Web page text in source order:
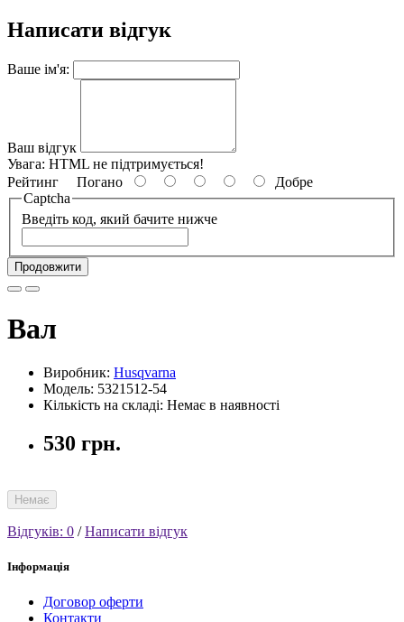
Написати відгук
Ваше ім'я:
Ваш відгук
Увага: HTML не підтримується!
Рейтинг Погано
Добре
Captcha
Введіть код, який бачите нижче
Продовжити
Вал
Виробник: Husqvarna
Модель: 5321512-54
Кількість на складі: Немає в наявності
530 грн.
Немає
Відгуків: 0 /Написати відгук
Інформація
Договор оферти
Контакти